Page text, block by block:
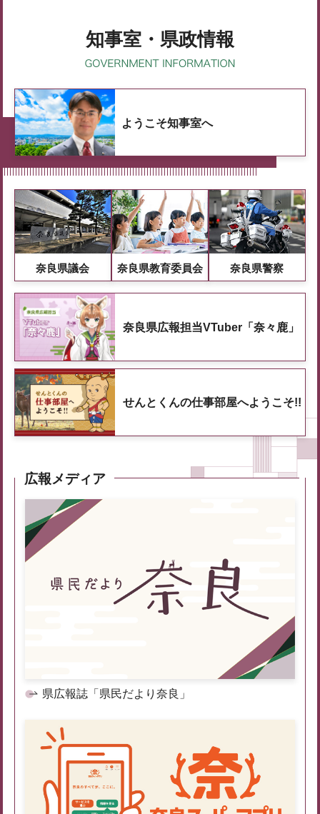
知事室・県政情報
ようこそ知事室へ
奈良県議会 奈良県教育委員会 奈良県警察
奈良県広報担当VTuber「奈々鹿」
せんとくんの仕事部屋へようこそ!!
広報メディア
県広報誌「県民だより奈良」